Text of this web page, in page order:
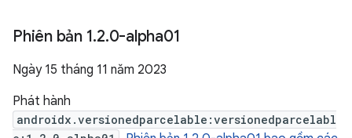
Phiên bản 1.2.0-alpha01
Ngày 15 tháng 11 năm 2023
Phát hành
androidx.versionedparcelable:versionedparcelabl